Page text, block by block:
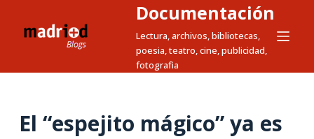
t
Documentación
Lectura, archivos, bibliotecas,
poesia, teatro, cine, publicidad,
fotografia
El “espejito mágico” ya es